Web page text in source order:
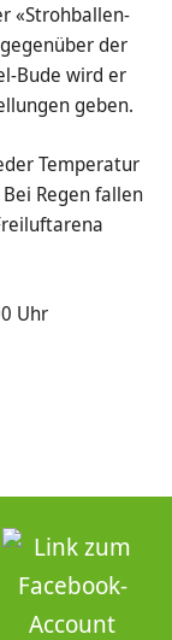
«Strohballen-
der
Bude wird er
geben.
Temperatur
Regen fallen
Uhr